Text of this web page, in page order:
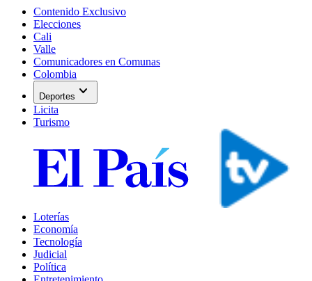
Contenido Exclusivo
Elecciones
Cali
Valle
Comunicadores en Comunas
Colombia
Deportes expand_more
Licita
Turismo
Loterías
Economía
Tecnología
Judicial
Política